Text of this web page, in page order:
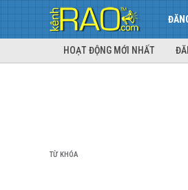
HOẠT ĐỘNG MỚI NHẤT
TỪ KHÓA